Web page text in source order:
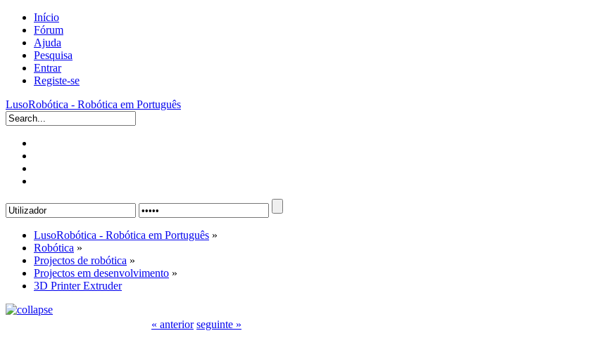
Início
Fórum
Ajuda
Pesquisa
Entrar
Registe-se
LusoRobótica - Robótica em Português
LusoRobótica - Robótica em Português »
Robótica »
Projectos de robótica »
Projectos em desenvolvimento »
3D Printer Extruder
« anterior seguinte »